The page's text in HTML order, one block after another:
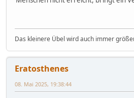
Das kleinere Übel wird auch immer
Eratosthenes
08. Mai 2025, 19:38:44